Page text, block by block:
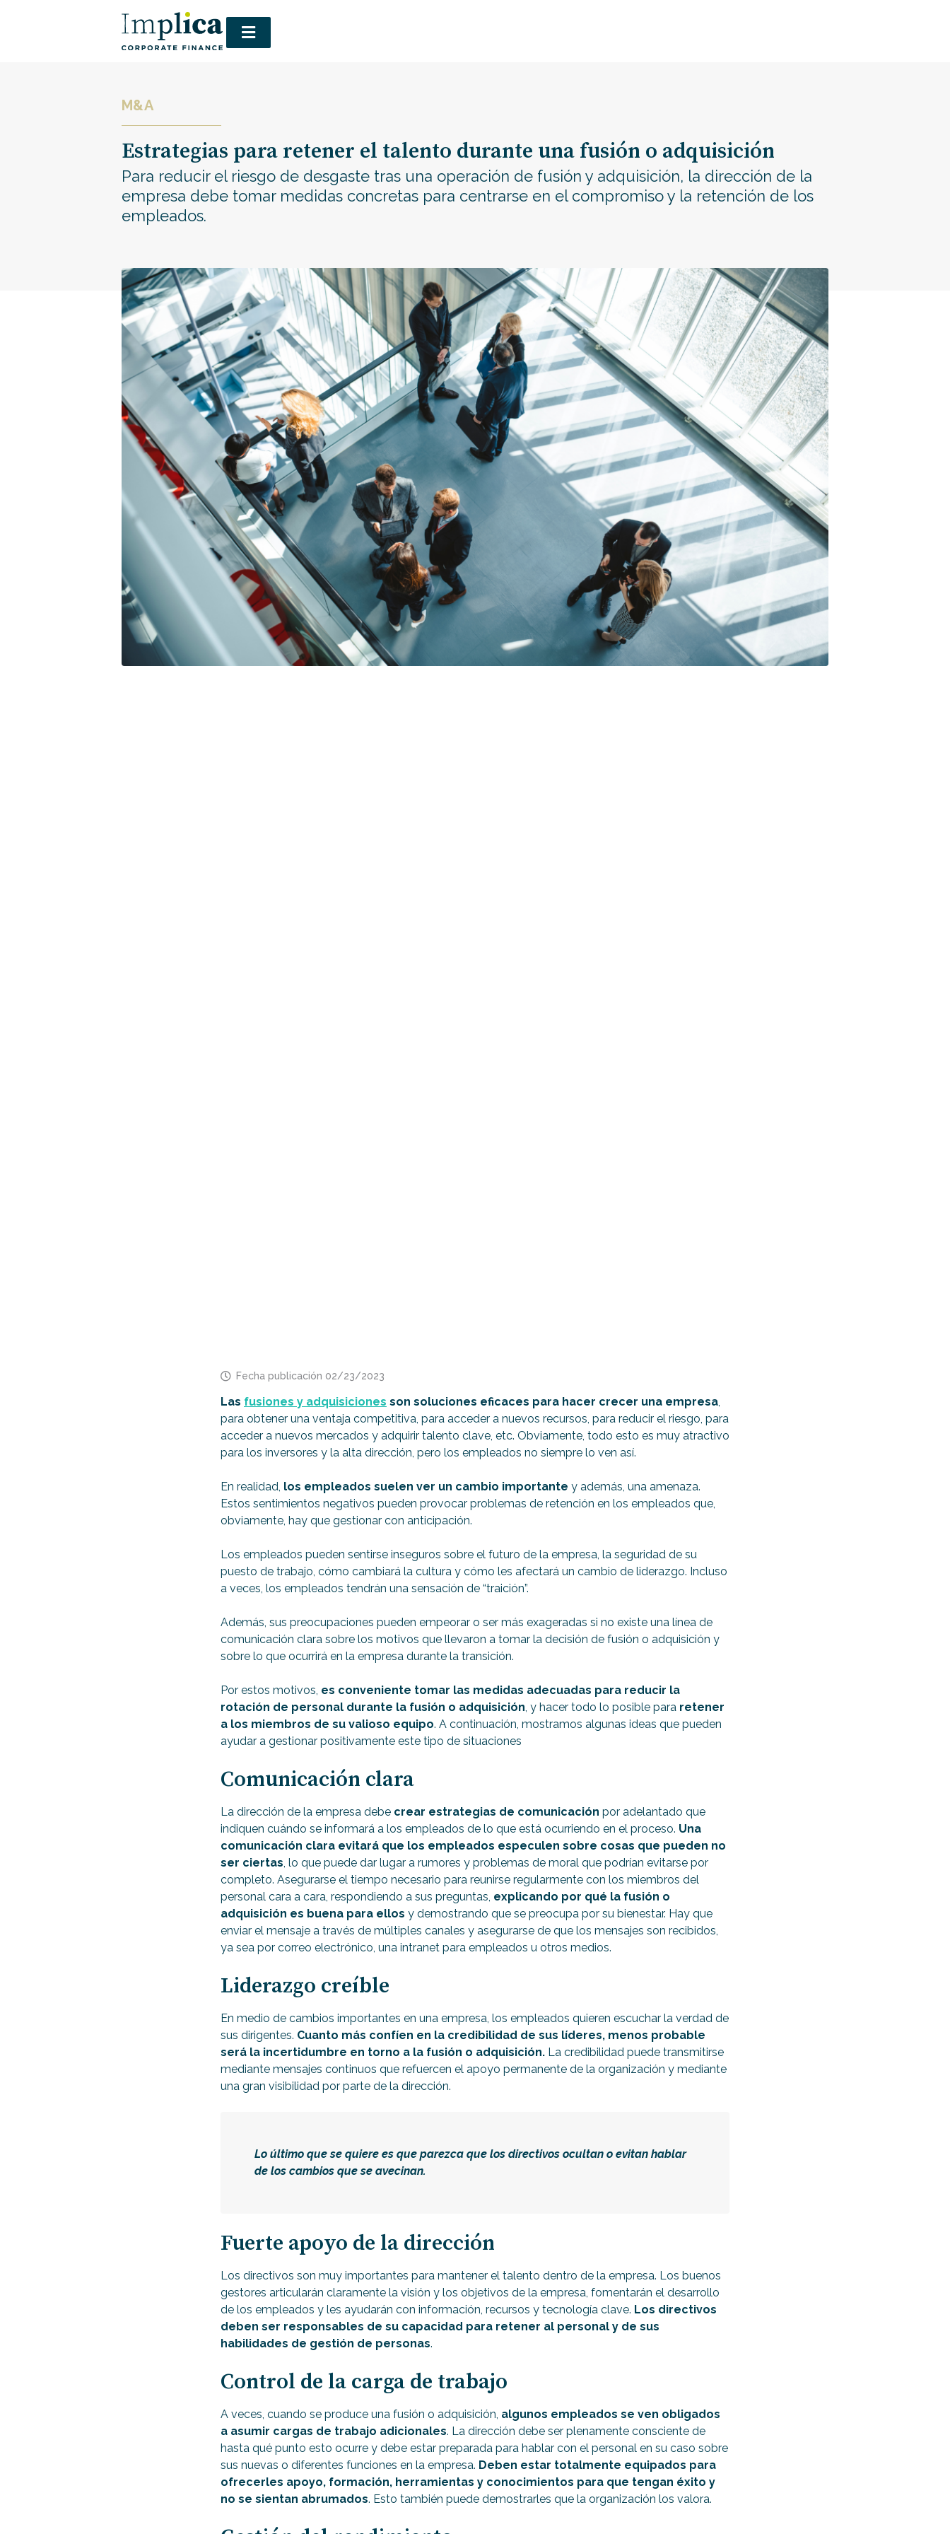
M&A
Estrategias para retener el talento durante una fusión o adquisición
Para reducir el riesgo de desgaste tras una operación de fusión y adquisición, la dirección de la
empresa debe tomar medidas concretas para centrarse en el compromiso y la retención de los
empleados.
Fecha publicación 02/23/2023
Las fusiones y adquisiciones son soluciones eficaces para hacer crecer una empresa,
para obtener una ventaja competitiva, para acceder a nuevos recursos, para reducir el riesgo, para
acceder a nuevos mercados y adquirir talento clave, etc. Obviamente, todo esto es muy atractivo
para los inversores y la alta dirección, pero los empleados no siempre lo ven así.
En realidad, los empleados suelen ver un cambio importante y además, una amenaza.
Estos sentimientos negativos pueden provocar problemas de retención en los empleados que,
obviamente, hay que gestionar con anticipación.
Los empleados pueden sentirse inseguros sobre el futuro de la empresa, la seguridad de su
puesto de trabajo, cómo cambiará la cultura y cómo les afectará un cambio de liderazgo. Incluso
a veces, los empleados tendrán una sensación de “traición”.
Además, sus preocupaciones pueden empeorar o ser más exageradas si no existe una línea de
comunicación clara sobre los motivos que llevaron a tomar la decisión de fusión o adquisición y
sobre lo que ocurrirá en la empresa durante la transición.
Por estos motivos, es conveniente tomar las medidas adecuadas para reducir la
rotación de personal durante la fusión o adquisición, y hacer todo lo posible para retener
a los miembros de su valioso equipo. A continuación, mostramos algunas ideas que pueden
ayudar a gestionar positivamente este tipo de situaciones
Comunicación clara
La dirección de la empresa debe crear estrategias de comunicación por adelantado que
indiquen cuándo se informará a los empleados de lo que está ocurriendo en el proceso. Una
comunicación clara evitará que los empleados especulen sobre cosas que pueden no
ser ciertas, lo que puede dar lugar a rumores y problemas de moral que podrían evitarse por
completo. Asegurarse el tiempo necesario para reunirse regularmente con los miembros del
personal cara a cara, respondiendo a sus preguntas, explicando por qué la fusión o
adquisición es buena para ellos y demostrando que se preocupa por su bienestar. Hay que
enviar el mensaje a través de múltiples canales y asegurarse de que los mensajes son recibidos,
ya sea por correo electrónico, una intranet para empleados u otros medios.
Liderazgo creíble
En medio de cambios importantes en una empresa, los empleados quieren escuchar la verdad de
sus dirigentes. Cuanto más confíen en la credibilidad de sus líderes, menos probable
será la incertidumbre en torno a la fusión o adquisición. La credibilidad puede transmitirse
mediante mensajes continuos que refuercen el apoyo permanente de la organización y mediante
una gran visibilidad por parte de la dirección.
Lo último que se quiere es que parezca que los directivos ocultan o evitan hablar
de los cambios que se avecinan.
Fuerte apoyo de la dirección
Los directivos son muy importantes para mantener el talento dentro de la empresa. Los buenos
gestores articularán claramente la visión y los objetivos de la empresa, fomentarán el desarrollo
de los empleados y les ayudarán con información, recursos y tecnología clave. Los directivos
deben ser responsables de su capacidad para retener al personal y de sus
habilidades de gestión de personas.
Control de la carga de trabajo
A veces, cuando se produce una fusión o adquisición, algunos empleados se ven obligados
a asumir cargas de trabajo adicionales. La dirección debe ser plenamente consciente de
hasta qué punto esto ocurre y debe estar preparada para hablar con el personal en su caso sobre
sus nuevas o diferentes funciones en la empresa. Deben estar totalmente equipados para
ofrecerles apoyo, formación, herramientas y conocimientos para que tengan éxito y
no se sientan abrumados. Esto también puede demostrarles que la organización los valora.